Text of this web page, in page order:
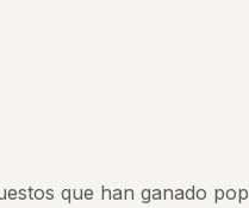
que han ganado